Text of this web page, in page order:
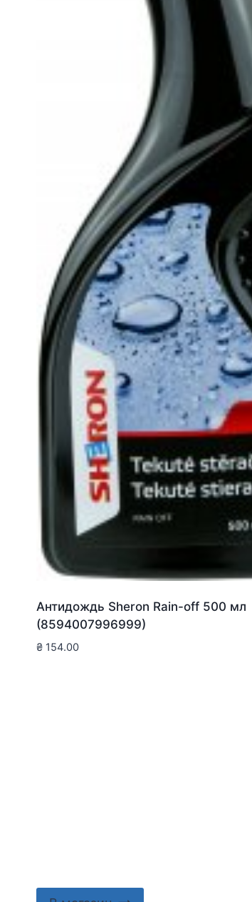
Антидождь Sheron Rain-off 500 мл
(8594007996999)
₴ 154.00